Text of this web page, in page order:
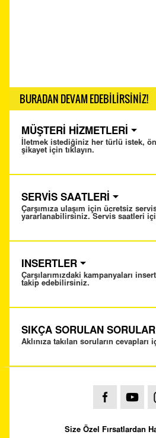
BURADAN DEVAM EDEBİLİRSİNİZ!
MÜŞTERİ HİZMETLERİ
İletmek istediğiniz her türlü istek,
şikayet için tıklayın.
SERVİS SAATLERİ
Çarşımıza ulaşım için ücretsiz
yararlanabilirsiniz. Servis saatleri
INSERTLER
Çarşılarımızdaki kampanyaları
takip edebilirsiniz.
SIKÇA SORULAN SORULAR
Aklınıza takılan soruların cevapları
Size Özel Fırsatlardan